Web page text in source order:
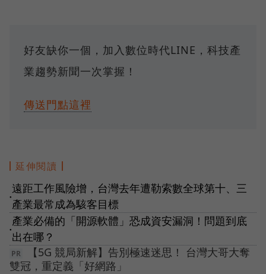
好友缺你一個，加入數位時代LINE，科技產
業趨勢新聞一次掌握！
傳送門點這裡
延伸閱讀
●
遠距工作風險增，台灣去年遭勒索數全球第十、三
產業最常成為駭客目標
●
產業必備的「開源軟體」恐成資安漏洞！問題到底
出在哪？
【5G 競局新解】告別極速迷思！ 台灣大哥大奪
雙冠，重定義「好網路」